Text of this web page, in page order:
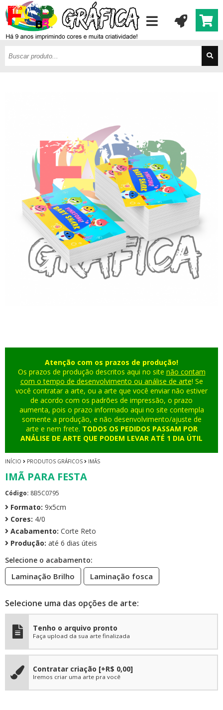
Atenção com os prazos de produção!
Os prazos de produção descritos aqui no site não contam
com o tempo de desenvolvimento ou análise de arte! Se
você contratar a arte, ou a arte que você enviar não estiver
de acordo com os padrões de impressão, o prazo
aumenta, pois o prazo informado aqui no site contempla
somente a produção, e não desenvolvimento/ajuste de
arte e nem frete. TODOS OS PEDIDOS PASSAM POR
ANÁLISE DE ARTE QUE PODEM LEVAR ATÉ 1 DIA ÚTIL
INÍCIO PRODUTOS GRÁFICOS IMÃS
IMÃ PARA FESTA
Código: 8B5C0795
Formato: 9x5cm
Cores: 4/0
Acabamento: Corte Reto
Produção: até 6 dias úteis
Selecione o acabamento:
Laminação Brilho Laminação fosca
Selecione uma das opções de arte:
Tenho o arquivo pronto
Faça upload da sua arte finalizada
Contratar criação [+R$ 0,00]
Iremos criar uma arte pra você